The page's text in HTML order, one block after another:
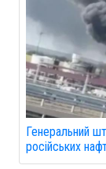
Генеральний
російських